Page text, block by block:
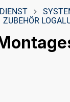
ZUBEHÖR